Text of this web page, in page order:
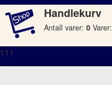
Handlekurv
Antall varer: 0 Varer:
111